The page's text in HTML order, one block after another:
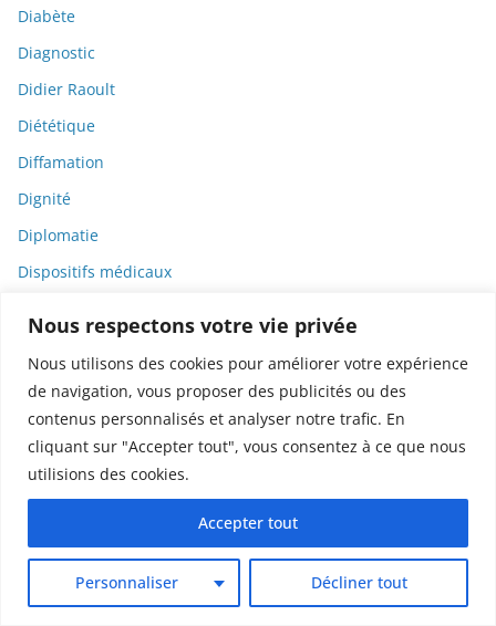
Nous respectons votre vie privée
Nous utilisons des cookies pour améliorer votre expérience
de navigation, vous proposer des publicités ou des
contenus personnalisés et analyser notre trafic. En
cliquant sur "Accepter tout", vous consentez à ce que nous
utilisions des cookies.
Personnaliser Décliner tout
Accepter tout
Diabète
Diagnostic
Didier Raoult
Diététique
Diffamation
Dignité
Diplomatie
Dispositifs médicaux
Documentaire
DODGE
Donald Trump
Droit
Droit de la consommation